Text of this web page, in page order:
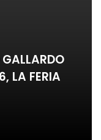
LA FERIA